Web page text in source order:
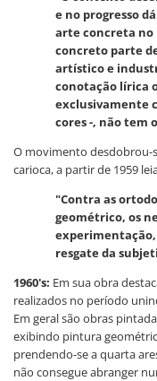
e no progresso
arte concreta no
concreto parte
artístico e
conotação lírica
exclusivamente
cores -, não tem
O movimento desdobrou-
carioca, a partir de 1959
"Contra as
geométrico, os
experimentação,
resgate da
1960's: Em sua obra
realizados no período
Em geral são obras
exibindo pintura
prendendo-se a quarta
não consegue abranger